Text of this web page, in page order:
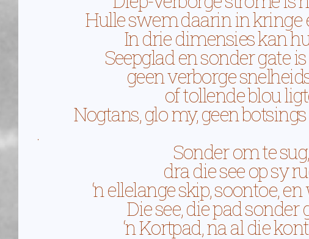
Hulle swem daarin in kringe
In drie dimensies kan
Seepglad en sonder gate
geen verborge
of tollende blou
Nogtans, glo my, geen
.
Sonder om te sug,
dra die see op sy
‘n ellelange skip, soontoe,
Die see, die pad sonder
‘n Kortpad, na al die